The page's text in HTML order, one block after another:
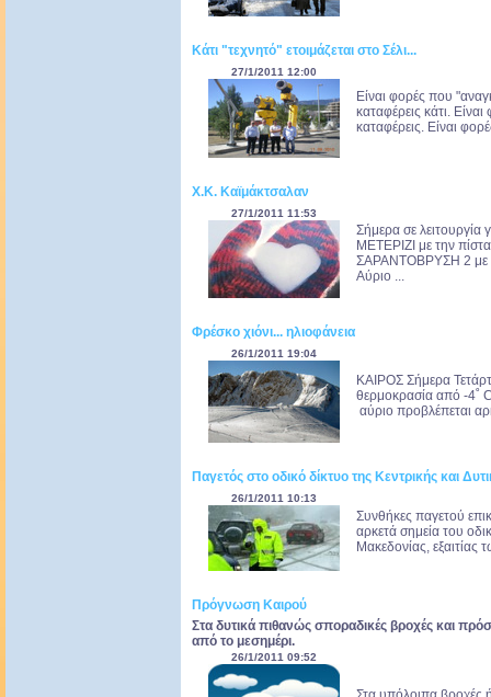
Κάτι "τεχνητό" ετοιμάζεται στο Σέλι...
27/1/2011 12:00
Είναι φορές που
καταφέρεις κάτι.
καταφέρεις. Είναι
Χ.Κ. Καϊμάκτσαλαν
27/1/2011 11:53
Σήμερα σε λειτουργία
ΜΕΤΕΡΙΖΙ με την
ΣΑΡΑΝΤΟΒΡΥΣΗ 2 με
Αύριο ...
Φρέσκο χιόνι... ηλιοφάνεια
26/1/2011 19:04
ΚΑΙΡΟΣ Σήμερα
θερμοκρασία από -4˚
αύριο προβλέπεται
Παγετός στο οδικό δίκτυο της Κεντρικής και
26/1/2011 10:13
Συνθήκες παγετού
αρκετά σημεία του
Μακεδονίας,
Πρόγνωση Καιρού
Στα δυτικά πιθανώς σποραδικές βροχές και
από το μεσημέρι.
26/1/2011 09:52